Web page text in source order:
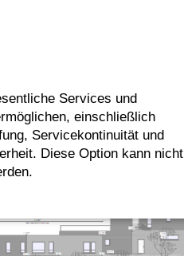
Services und
einschließlich
Servicekontinuität und
Diese Option kann nicht